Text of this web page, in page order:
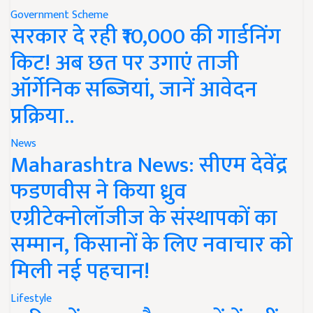
Government Scheme
सरकार दे रही ₹10,000 की गार्डनिंग
किट! अब छत पर उगाएं ताजी
ऑर्गेनिक सब्जियां, जानें आवेदन
प्रक्रिया..
News
Maharashtra News: सीएम देवेंद्र
फडणवीस ने किया ध्रुव
एग्रीटेक्नोलॉजीज के संस्थापकों का
सम्मान, किसानों के लिए नवाचार को
मिली नई पहचान!
Lifestyle